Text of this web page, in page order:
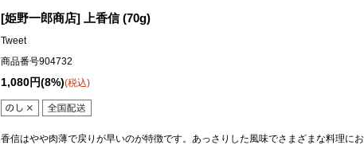
[姫野一郎商店] 上香信 (70g)
Tweet
商品番号904732
1,080円(8%)(税込)
香信はやや肉薄で戻りが早いのが特徴です。あっさりした風味でさまざまな料理にお